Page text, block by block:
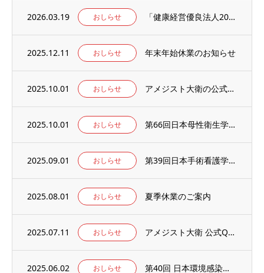
2026.03.19 おしらせ 「健康経営優良法人2026」の認定を取得しました。
2025.12.11 おしらせ 年末年始休業のお知らせ
2025.10.01 おしらせ アメジスト大衛の公式WEBサイト【アメジストAmazonブランドサイト】がオープン！
2025.10.01 おしらせ 第66回日本母性衛生学会学術集会の併設出展ブースに出展のお知らせ
2025.09.01 おしらせ 第39回日本手術看護学会年次大会の併設出展ブースに出展のお知らせ
2025.08.01 おしらせ 夏季休業のご案内
2025.07.11 おしらせ アメジスト大衛 公式Qoo10店 がオープンしました
2025.06.02 おしらせ 第40回 日本環境感染学会総会・学術集会の併設展示ブースに出展いたします。